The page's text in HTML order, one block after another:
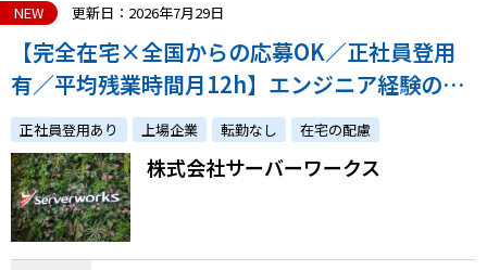
NEW 更新日：2026年7月29日
【完全在宅×全国からの応募OK／正社員登用
有／平均残業時間月12h】エンジニア経験のあ
る方を幅広く募集！経験スキルに合ったポジシ
ョンを提案します
正社員登用あり 上場企業 転勤なし 在宅の配慮
株式会社サーバーワークス